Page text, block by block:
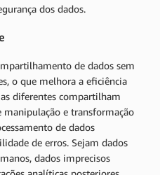
dos dados.
de dados sem
o que melhora a eficiência
diferentes compartilham
manipulação e transformação
de dados
de erros. Sejam dados
dados imprecisos